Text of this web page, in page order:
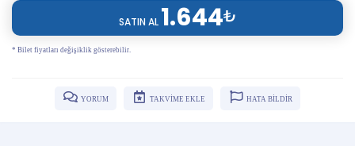
SATIN AL 1.644₺
* Bilet fiyatları değişiklik gösterebilir.
YORUM TAKVİME EKLE HATA BİLDİR